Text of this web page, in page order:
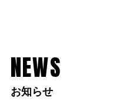
NEWS
お知らせ